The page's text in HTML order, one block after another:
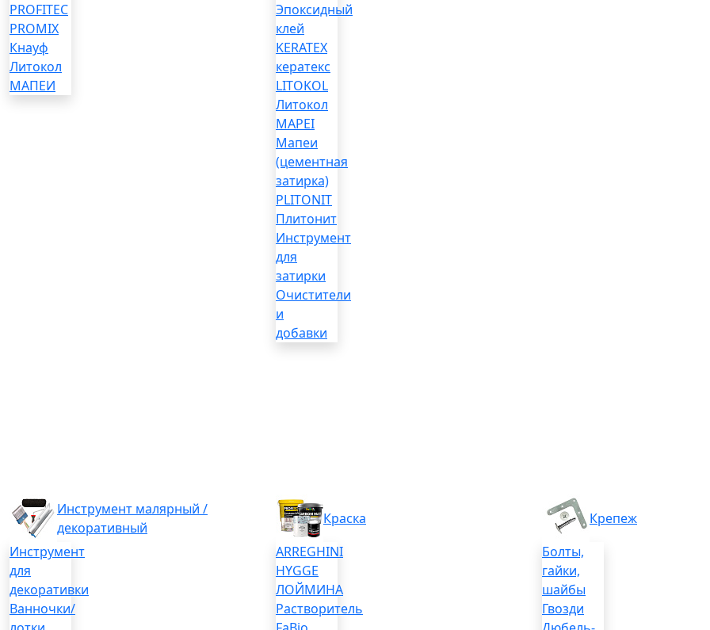
PROFITEC
PROMIX
Кнауф
Литокол
МАПЕИ
Эпоксидный
клей
KERATEX
кератекс
LITOKOL
Литокол
MAPEI
Мапеи
(цементная
затирка)
PLITONIT
Плитонит
Инструмент
для
затирки
Очистители
и
добавки
Инструмент малярный /
декоративный
Инструмент
для
декоративки
Ванночки/
Краска
ARREGHINI
HYGGE
ЛОЙМИНА
Растворитель
Крепеж
Болты,
гайки,
шайбы
Гвозди